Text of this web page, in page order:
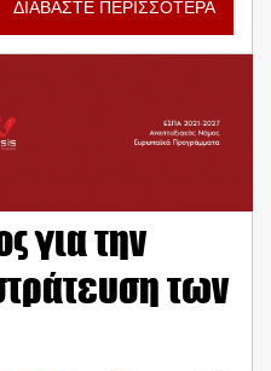
ΔΙΑΒΑΣΤΕ ΠΕΡΙΣΣΟΤΕΡΑ
για την
των